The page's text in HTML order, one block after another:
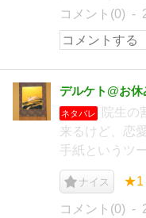
コメント(0)
デルケト@お休
ネタバレ
院生の
来るけど、恋
手紙というツ
ナイス ★1
コメント(0)